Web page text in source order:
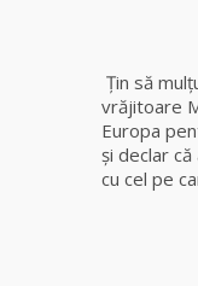
Ţin să
vrăjitoare
Europa
şi declar
cu cel pe